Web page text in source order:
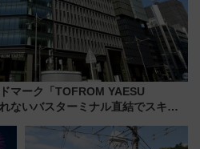
マーク「TOFROM YAESU
ないバスターミナル直結でスキマ